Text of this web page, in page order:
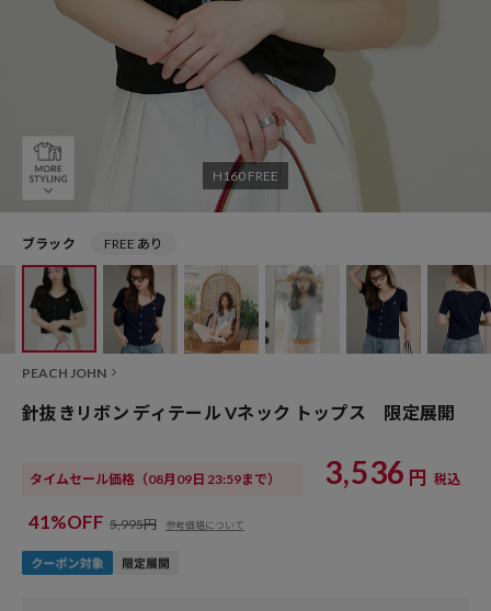
H160 FREE
ブラック FREE あり
PEACH JOHN
針抜きリボン ディテール Vネック トップス 限定展開
タイムセール価格 （08月09日 23:59まで） 3,536 円 税込
41%OFF 5,995円 参考価格について